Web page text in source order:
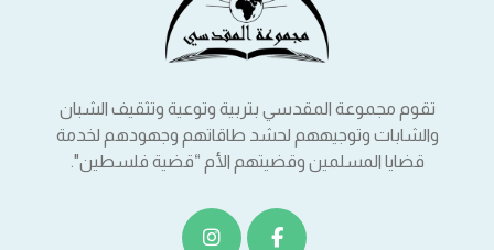
تقوم مجموعة المقدسي بتربية وتوعية وتثقيف الشبان
والشابات وتوجيههم لحشد طاقاتهم وجهودهم لخدمة
قضايا المسلمين وقضيتهم الأم “قضية فلسطين".